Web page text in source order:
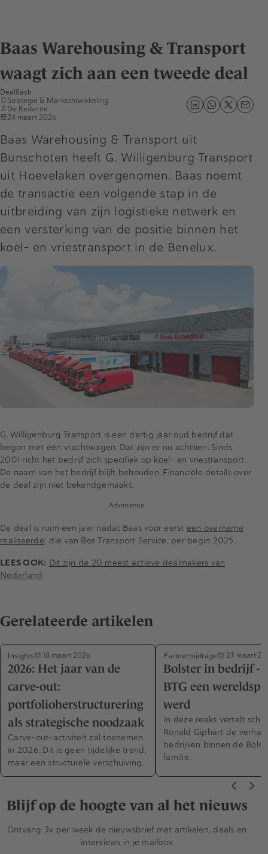
Baas Warehousing & Transport
waagt zich aan een tweede deal
Dealflash
Strategie & Marktontwikkeling
De Redactie
24 maart 2026
Baas Warehousing & Transport uit
Bunschoten heeft G. Willigenburg Transport
uit Hoevelaken overgenomen. Baas noemt
de transactie een volgende stap in de
uitbreiding van zijn logistieke netwerk en
een versterking van de positie binnen het
koel- en vriestransport in de Benelux.
G. Willigenburg Transport is een dertig jaar oud bedrijf dat
begon met één vrachtwagen. Dat zijn er nu achttien. Sinds
2001 richt het bedrijf zich specifiek op koel- en vriestransport.
De naam van het bedrijf blijft behouden. Financiële details over
de deal zijn niet bekendgemaakt.
Advertentie
De deal is ruim een jaar nadat Baas voor eerst een overname
realiseerde: die van Bos Transport Service, per begin 2025.
LEES OOK: Dit zijn de 20 meest actieve dealmakers van
Nederland
Gerelateerde artikelen
Insights 18 maart 2026
2026: Het jaar van de
carve-out:
portfolioherstructurering
als strategische noodzaak
Carve-out-activiteit zal toenemen
in 2026. Dit is geen tijdelijke trend,
maar een structurele verschuiving.
Partnerbijdrage 23 maart
Bolster in bedrijf -
BTG een
werd
In deze reeks vertelt
Ronald Giphart de
bedrijven binnen de
familie.
Blijf op de hoogte van al het nieuws
Ontvang 3x per week de nieuwsbrief met artikelen, deals en
interviews in je mailbox